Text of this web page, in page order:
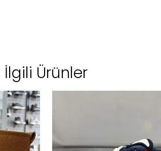
İlgili Ürünler